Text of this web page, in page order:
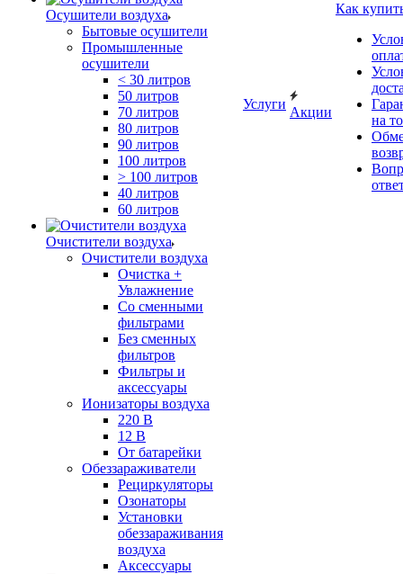
Осушители воздуха
Бытовые осушители
Промышленные
осушители
< 30 литров
50 литров
70 литров
80 литров
90 литров
100 литров
> 100 литров
40 литров
60 литров
Очистители воздуха
Очистители воздуха
Очистка +
Увлажнение
Cо сменными
фильтрами
Без сменных
фильтров
Фильтры и
аксессуары
Ионизаторы воздуха
220 В
12 В
От батарейки
Обеззараживатели
Рециркуляторы
Озонаторы
Установки
обеззараживания
воздуха
Аксессуары
Услуги
Акции
Как
на